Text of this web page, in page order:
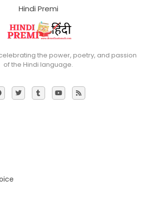
Hindi Premi
the power, poetry, and passion
of the Hindi language.